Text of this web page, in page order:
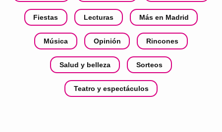
Fiestas Lecturas Más en Madrid
Música Opinión Rincones
Salud y belleza Sorteos
Teatro y espectáculos